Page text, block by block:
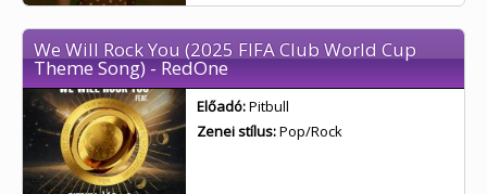
We Will Rock You (2025 FIFA Club World Cup
Theme Song) - RedOne
Előadó:Pitbull
Zenei stílus:Pop/Rock